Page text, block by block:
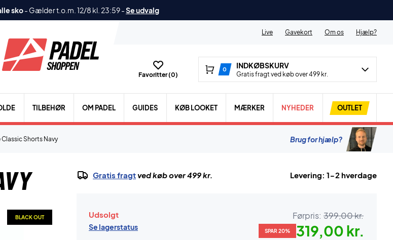
sko- Gælder t.o.m. 12/8 kl. 23:59-Se udvalg
Live Gavekort Om os Hjælp?
Favoritter (0)
0 INDKØBSKURV
Gratis fragt ved køb over 499 kr.
TILBEHØR OM PADEL GUIDES KØB LOOKET MÆRKER NYHEDER OUTLET
Classic Shorts Navy Brug for hjælp?
BLACK OUT
Gratis fragtved køb over 499 kr. Levering: 1-2 hverdage
Udsolgt
Se lagerstatus
Førpris: 399,00 kr.
SPAR 20% 319,00 kr.